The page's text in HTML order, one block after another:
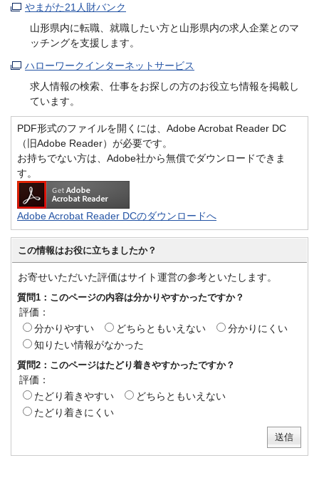
やまがた21人財バンク
山形県内に転職、就職したい方と山形県内の求人企業とのマ
ッチングを支援します。
ハローワークインターネットサービス
求人情報の検索、仕事をお探しの方のお役立ち情報を掲載し
ています。
PDF形式のファイルを開くには、Adobe Acrobat Reader DC
（旧Adobe Reader）が必要です。
お持ちでない方は、Adobe社から無償でダウンロードできま
す。
Adobe Acrobat Reader DCのダウンロードへ
この情報はお役に立ちましたか？
お寄せいただいた評価はサイト運営の参考といたします。
質問1：このページの内容は分かりやすかったですか？
評価：
分かりやすい
どちらともいえない
分かりにくい
知りたい情報がなかった
質問2：このページはたどり着きやすかったですか？
評価：
たどり着きやすい
どちらともいえない
たどり着きにくい